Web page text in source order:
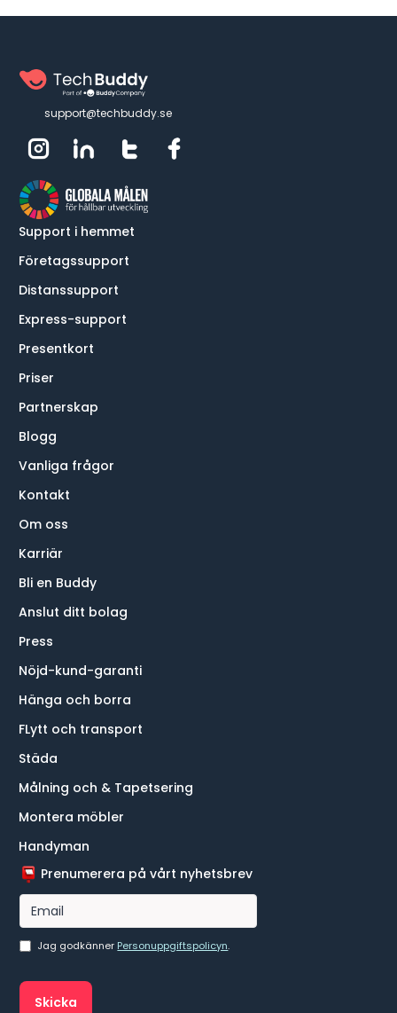
support@techbuddy.se
Support i hemmet
Företagssupport
Distanssupport
Express-support
Presentkort
Priser
Partnerskap
Blogg
Vanliga frågor
Kontakt
Om oss
Karriär
Bli en Buddy
Anslut ditt bolag
Press
Nöjd-kund-garanti
Hänga och borra
FLytt och transport
Städa
Målning och & Tapetsering
Montera möbler
Handyman
Prenumerera på vårt nyhetsbrev
Jag godkänner Personuppgiftspolicyn.